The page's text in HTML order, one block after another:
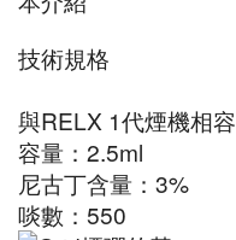
技術規格
與RELX 1代煙機相容
容量：2.5ml
尼古丁含量：3%
啖數：550